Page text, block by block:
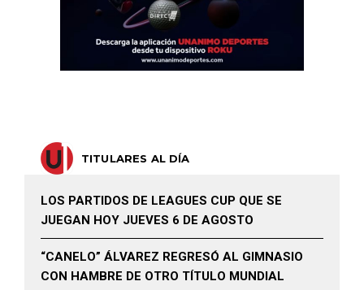
TITULARES AL DÍA
LOS PARTIDOS DE LEAGUES CUP QUE SE
JUEGAN HOY JUEVES 6 DE AGOSTO
“CANELO” ÁLVAREZ REGRESÓ AL GIMNASIO
CON HAMBRE DE OTRO TÍTULO MUNDIAL